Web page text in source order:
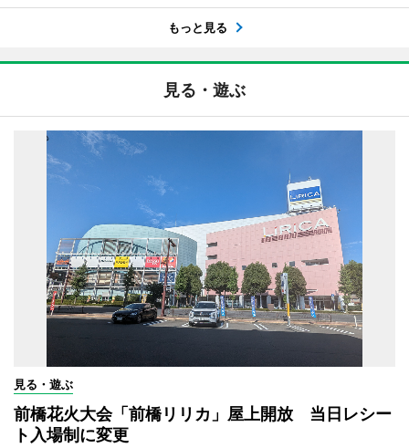
もっと見る
見る・遊ぶ
見る・遊ぶ
前橋花火大会「前橋リリカ」屋上開放 当日レシー
ト入場制に変更